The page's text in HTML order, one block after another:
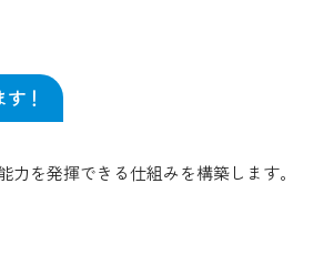
！
力を発揮できる仕組みを構築します。